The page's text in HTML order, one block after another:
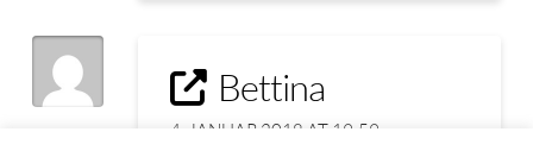
Bettina
4. JANUAR 2018 AT 19:59